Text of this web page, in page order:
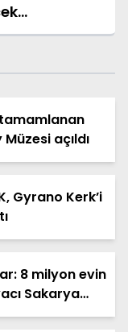
açıldı
Gyrano Kerk’i
8 milyon evin
Sakarya
sağlanacak